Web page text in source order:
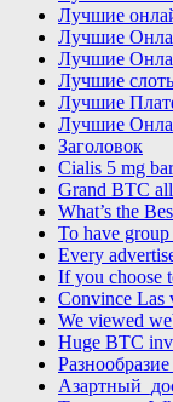
Лучшие
Лучшие
Лучшие
Лучшие
Лучшие
Лучшие
Заголовок
Cialis 5 mg
Grand BTC
What’s the
To have
Every
If you choose
Convince Las
We viewed
Huge BTC